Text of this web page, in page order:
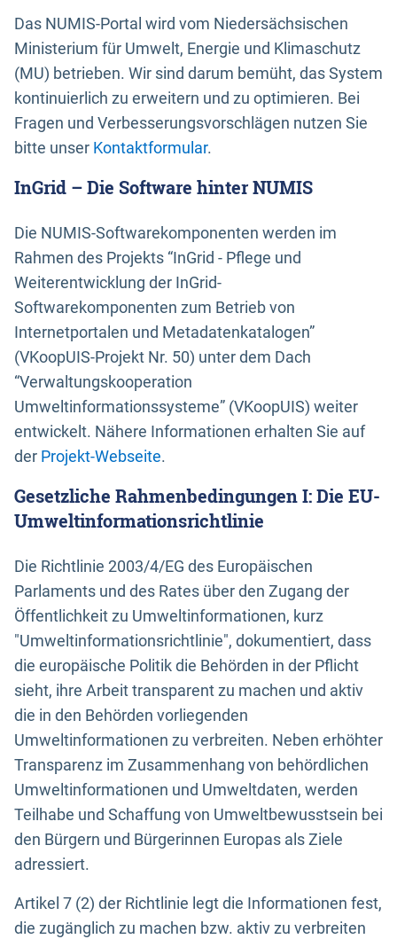
Das NUMIS-Portal wird vom Niedersächsischen
Ministerium für Umwelt, Energie und Klimaschutz
(MU) betrieben. Wir sind darum bemüht, das System
kontinuierlich zu erweitern und zu optimieren. Bei
Fragen und Verbesserungsvorschlägen nutzen Sie
bitte unser Kontaktformular.
InGrid – Die Software hinter NUMIS
Die NUMIS-Softwarekomponenten werden im
Rahmen des Projekts “InGrid - Pflege und
Weiterentwicklung der InGrid-
Softwarekomponenten zum Betrieb von
Internetportalen und Metadatenkatalogen”
(VKoopUIS-Projekt Nr. 50) unter dem Dach
“Verwaltungskooperation
Umweltinformationssysteme” (VKoopUIS) weiter
entwickelt. Nähere Informationen erhalten Sie auf
der Projekt-Webseite.
Gesetzliche Rahmenbedingungen I: Die EU-
Umweltinformationsrichtlinie
Die Richtlinie 2003/4/EG des Europäischen
Parlaments und des Rates über den Zugang der
Öffentlichkeit zu Umweltinformationen, kurz
"Umweltinformationsrichtlinie", dokumentiert, dass
die europäische Politik die Behörden in der Pflicht
sieht, ihre Arbeit transparent zu machen und aktiv
die in den Behörden vorliegenden
Umweltinformationen zu verbreiten. Neben erhöhter
Transparenz im Zusammenhang von behördlichen
Umweltinformationen und Umweltdaten, werden
Teilhabe und Schaffung von Umweltbewusstsein bei
den Bürgern und Bürgerinnen Europas als Ziele
adressiert.
Artikel 7 (2) der Richtlinie legt die Informationen fest,
die zugänglich zu machen bzw. aktiv zu verbreiten